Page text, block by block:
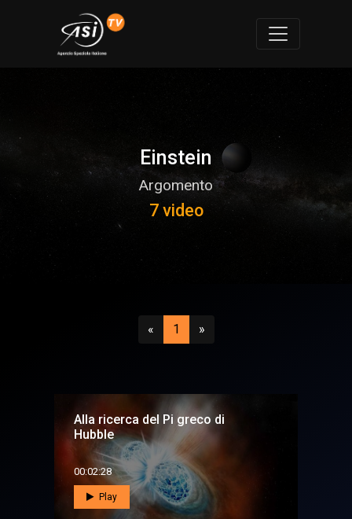
Einstein
Argomento
7 video
«Precedente
1 (attuale)
»Successivo
Alla ricerca del Pi greco di
Hubble
00:02:28
Play